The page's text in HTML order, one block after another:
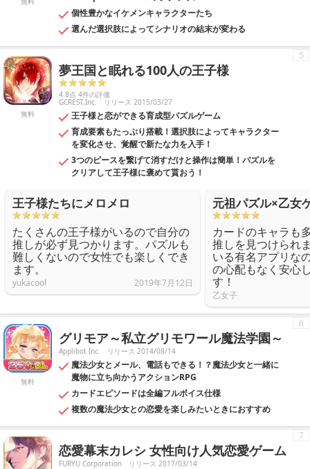
個性豊かなイケメンキャラクターたち
選んだ選択肢によってシナリオの結末が変わる
無料
夢王国と眠れる100人の王子様
4.8点 4件の評価
GCREST,Inc. リリース 2015/03/27
王子様と恋ができる育成型パズルゲーム
育成要素もたっぷり搭載！選択肢によってキャラクター
を変化させ、覚醒で新たな力を入手！
3つのピースを繋げて消すだけと操作は簡単！パズルを
クリアして王子様に褒めて貰おう！
5
王子様たちにメロメロ
たくさんの王子様がいるので自分の
推しが必ず見つかります。パズルも
難しくないので女性でも楽しくでき
ます。
yukacool 2019年7月12日
元祖パズル×乙女
カードのキャラも
推しを見つけられ
いる有名アプリな
の心配もなく安心
す！
乙女子
無料
グリモア～私立グリモワール魔法学園～
Applibot Inc. リリース 2014/08/14
魔法少女とメール、電話もできる！？魔法少女と一緒に
魔物に立ち向かうアクションRPG
カードエピソードは全編フルボイス仕様
複数の魔法少女との恋愛を楽しみたいときにおすすめ
6
恋愛幕末カレシ 女性向け人気恋愛ゲーム
FURYU Corporation リリース 2017/03/14
7